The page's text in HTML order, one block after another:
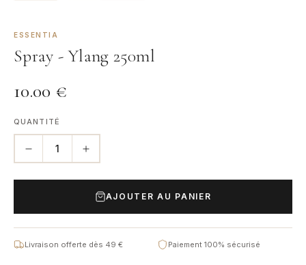
ESSENTIA
Spray - Ylang 250ml
10.00 €
QUANTITÉ
1
AJOUTER AU PANIER
Livraison offerte dès 49 € Paiement 100% sécurisé